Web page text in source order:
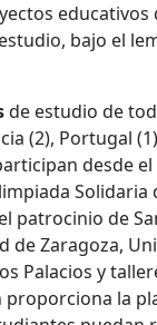
educativos
bajo el
de estudio de
(2), Portugal
desde el
Solidaria
patrocinio de
de Zaragoza,
Palacios y
proporciona la